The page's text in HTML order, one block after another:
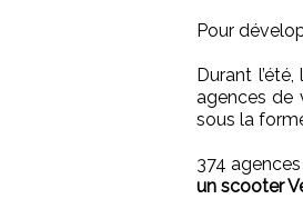
Pour
Durant
agences de
sous la
374
un scooter